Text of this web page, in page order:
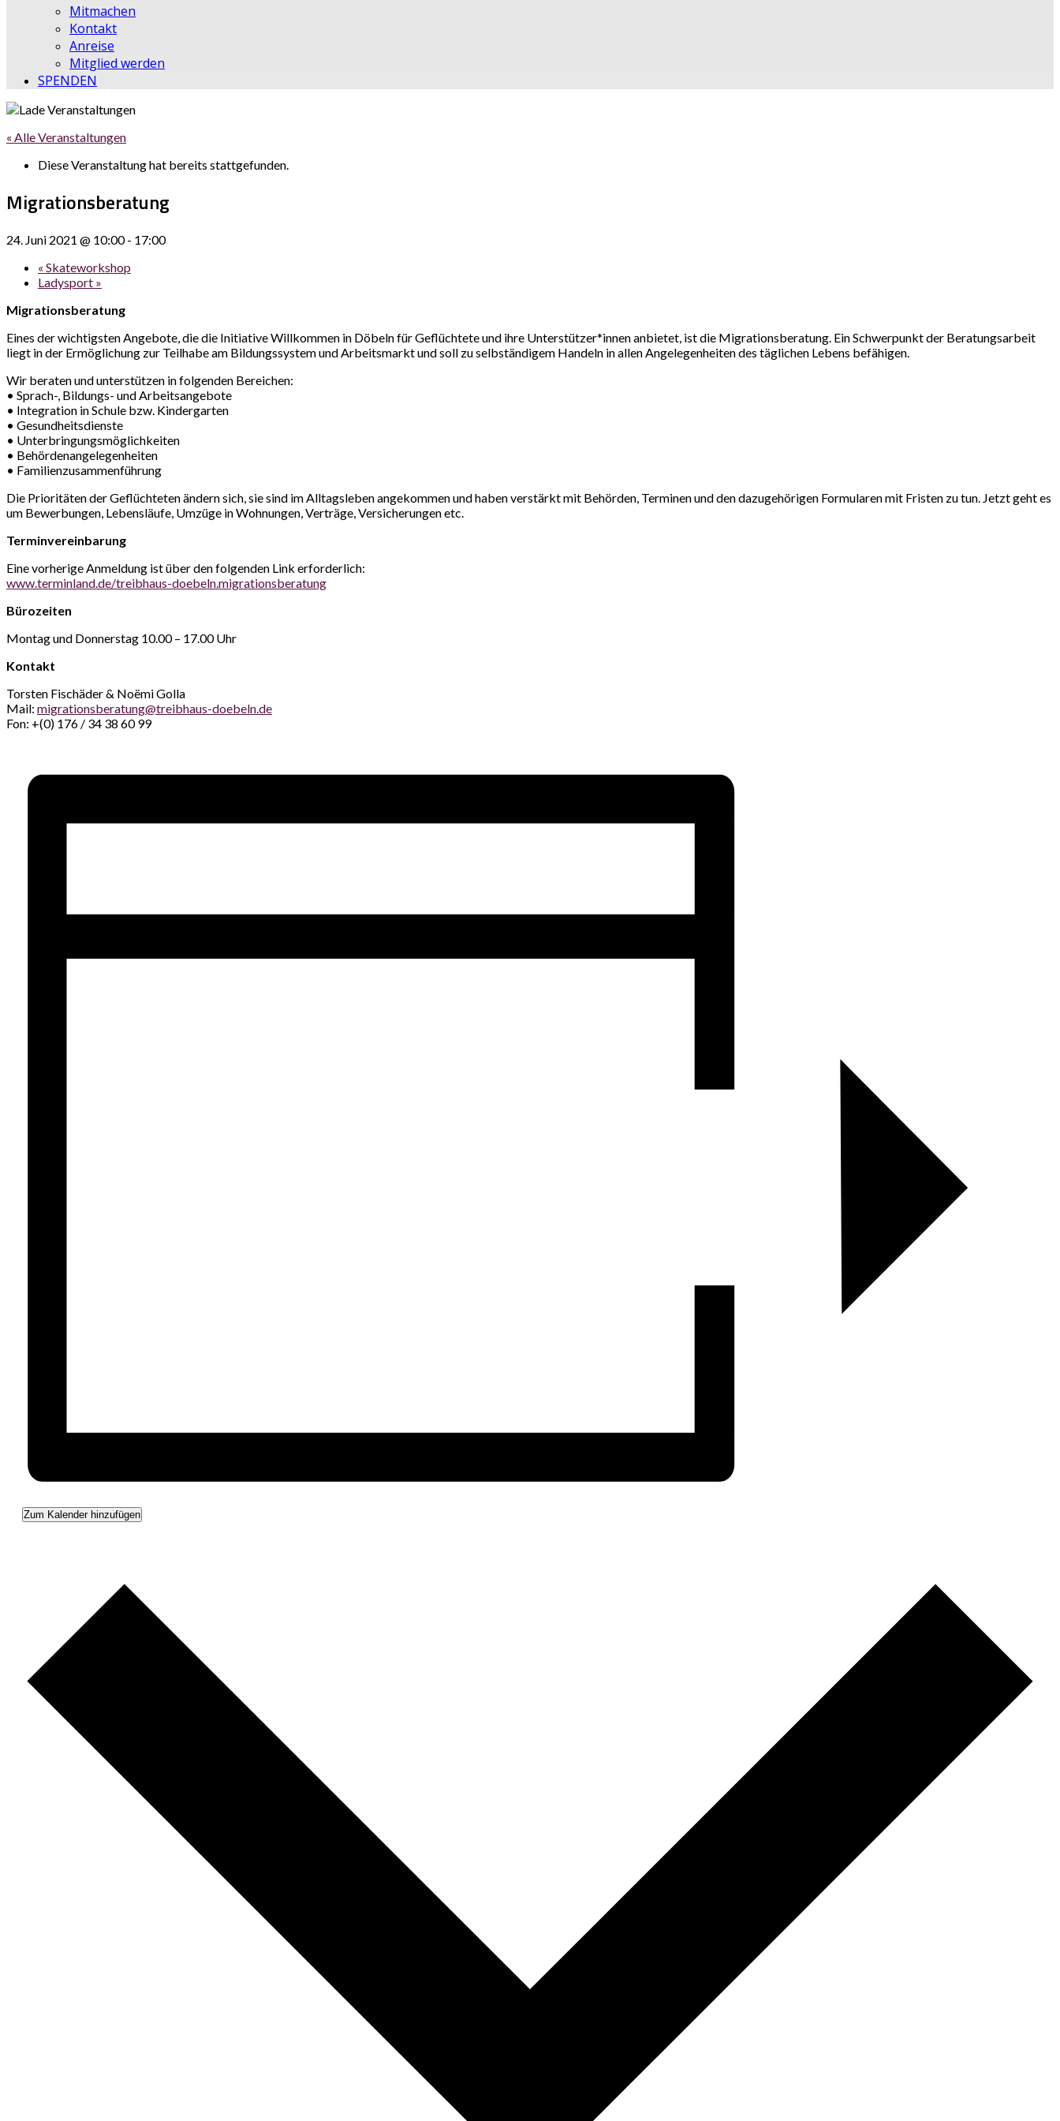
Mitmachen
Kontakt
Anreise
Mitglied werden
SPENDEN
« Alle Veranstaltungen
Diese Veranstaltung hat bereits stattgefunden.
Migrationsberatung
24. Juni 2021 @ 10:00- 17:00
« Skateworkshop
Ladysport »
Migrationsberatung
Eines der wichtigsten Angebote, die die Initiative Willkommen in Döbeln für Geflüchtete und ihre Unterstützer*innen anbietet, ist die Migrationsberatung. Ein Schwerpunkt der Beratungsarbeit
liegt in der Ermöglichung zur Teilhabe am Bildungssystem und Arbeitsmarkt und soll zu selbständigem Handeln in allen Angelegenheiten des täglichen Lebens befähigen.
Wir beraten und unterstützen in folgenden Bereichen:
• Sprach-, Bildungs- und Arbeitsangebote
• Integration in Schule bzw. Kindergarten
• Gesundheitsdienste
• Unterbringungsmöglichkeiten
• Behördenangelegenheiten
• Familienzusammenführung
Die Prioritäten der Geflüchteten ändern sich, sie sind im Alltagsleben angekommen und haben verstärkt mit Behörden, Terminen und den dazugehörigen Formularen mit Fristen zu tun. Jetzt geht es
um Bewerbungen, Lebensläufe, Umzüge in Wohnungen, Verträge, Versicherungen etc.
Terminvereinbarung
Eine vorherige Anmeldung ist über den folgenden Link erforderlich:
www.terminland.de/treibhaus-doebeln.migrationsberatung
Bürozeiten
Montag und Donnerstag 10.00 – 17.00 Uhr
Kontakt
Torsten Fischäder & Noëmi Golla
Mail: migrationsberatung@treibhaus-doebeln.de
Fon: +(0) 176 / 34 38 60 99
Zum Kalender hinzufügen